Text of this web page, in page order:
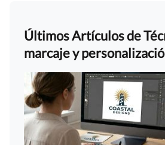
Últimos Artículos de
marcaje y